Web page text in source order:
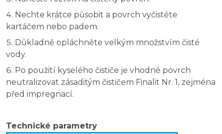
Nechte krátce působit a povrch vyčistěte
kartáčem nebo padem.
Důkladně opláchněte velkým množstvím čisté
vody.
Po použití kyselého čističe je vhodné povrch
neutralizovat zásaditým čističem Finalit Nr. 1, zejména
před impregnací.
Technické parametry